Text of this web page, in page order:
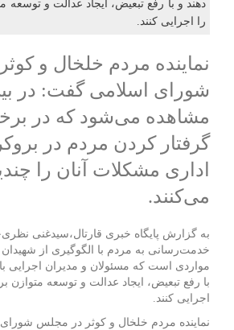
دهند و با رفع تبعیض، ایجاد عدالت و توسعه
را اجرایی کنند.
نماینده مردم خلخال و
شورای اسلامی گفت: در
مشاهده می‌شود که در
گرفتار کردن مردم در
اداری مشکلات آنان را
می‌کنند.
به گزارش پایگاه خبری قارتال،سیدغنی
خدمت‌رسانی به مردم با الگوگیری از شهیدان
مواردی است که مسئولان و مدیران اجرایی
با رفع تبعیض، ایجاد عدالت و توسعه متوازن
اجرایی کنند.
نماینده مردم خلخال و کوثر در مجلس